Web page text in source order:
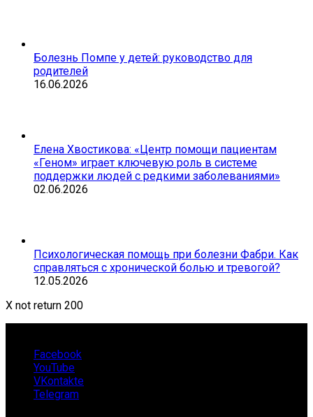
Болезнь Помпе у детей: руководство для
родителей
16.06.2026
Елена Хвостикова: «Центр помощи пациентам
«Геном» играет ключевую роль в системе
поддержки людей с редкими заболеваниями»
02.06.2026
Психологическая помощь при болезни Фабри. Как
справляться с хронической болью и тревогой?
12.05.2026
X not return 200
Facebook
YouTube
VKontakte
Telegram